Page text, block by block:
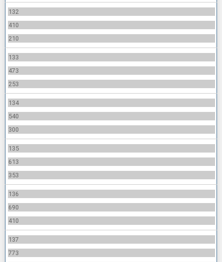
132
410
210
133
473
253
134
540
300
135
613
353
136
690
410
137
773